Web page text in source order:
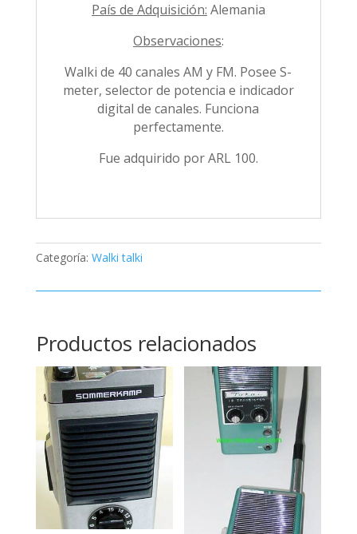
País de Adquisición: Alemania
Observaciones:
Walki de 40 canales AM y FM. Posee S-
meter, selector de potencia e indicador
digital de canales. Funciona
perfectamente.
Fue adquirido por ARL 100.
Categoría: Walki talki
Productos relacionados